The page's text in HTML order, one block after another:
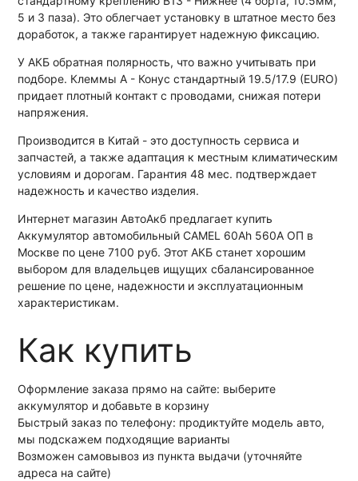
5 и 3 паза). Это облегчает установку в штатное место без
доработок, а также гарантирует надежную фиксацию.
У АКБ обратная полярность, что важно учитывать при
подборе. Клеммы A - Конус стандартный 19.5/17.9 (EURO)
придает плотный контакт с проводами, снижая потери
напряжения.
Производится в Китай - это доступность сервиса и
запчастей, а также адаптация к местным климатическим
условиям и дорогам. Гарантия 48 мес. подтверждает
надежность и качество изделия.
Интернет магазин АвтоАкб предлагает купить
Аккумулятор автомобильный CAMEL 60Ah 560A ОП в
Москве по цене 7100 руб. Этот АКБ станет хорошим
выбором для владельцев ищущих сбалансированное
решение по цене, надежности и эксплуатационным
характеристикам.
Как купить
Оформление заказа прямо на сайте: выберите
аккумулятор и добавьте в корзину
Быстрый заказ по телефону: продиктуйте модель авто,
мы подскажем подходящие варианты
Возможен самовывоз из пункта выдачи (уточняйте
адреса на сайте)